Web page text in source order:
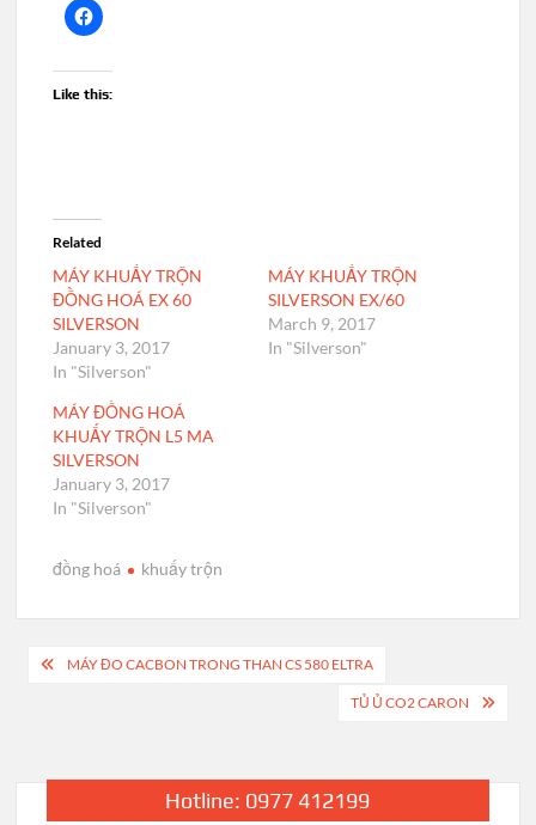
Like this:
Related
MÁY KHUẤY TRỘN
ĐỒNG HOÁ EX 60
SILVERSON
January 3, 2017
In "Silverson"
MÁY KHUẤY TRỘN
SILVERSON EX/60
March 9, 2017
In "Silverson"
MÁY ĐỒNG HOÁ
KHUẤY TRỘN L5 MA
SILVERSON
January 3, 2017
In "Silverson"
đồng hoá khuấy trộn
PostMÁY ĐO CACBON TRONG THAN CS 580 ELTRA
TỦ Ủ CO2 CARON
Hotline: 0977 412199